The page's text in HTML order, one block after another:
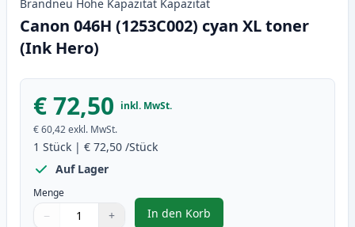
Brandneu Hohe Kapazität Kapazität
Canon 046H (1253C002) cyan XL toner
(Ink Hero)
€ 72,50 inkl. MwSt.
€ 60,42exkl. MwSt.
1 Stück | € 72,50 /Stück
Auf Lager
Menge
Verwenden Sie die Tasten, um anzupassen
− +
1
In den Korb
, Canon 046H (1253C002) cyan